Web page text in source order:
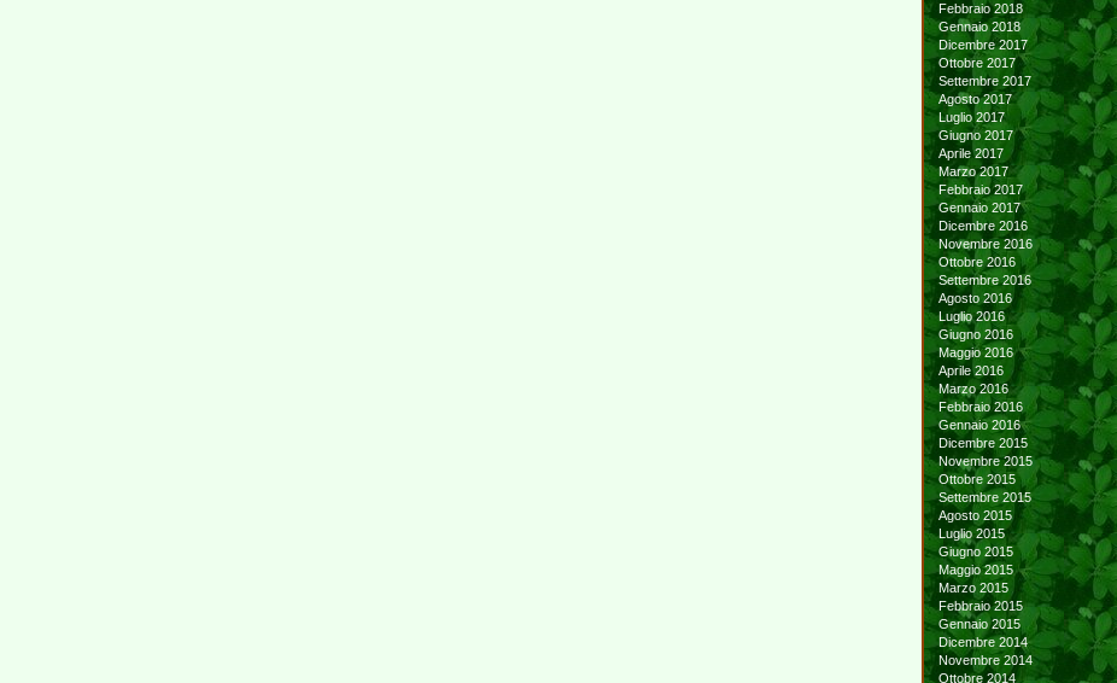
Febbraio 2018
Gennaio 2018
Dicembre 2017
Ottobre 2017
Settembre 2017
Agosto 2017
Luglio 2017
Giugno 2017
Aprile 2017
Marzo 2017
Febbraio 2017
Gennaio 2017
Dicembre 2016
Novembre 2016
Ottobre 2016
Settembre 2016
Agosto 2016
Luglio 2016
Giugno 2016
Maggio 2016
Aprile 2016
Marzo 2016
Febbraio 2016
Gennaio 2016
Dicembre 2015
Novembre 2015
Ottobre 2015
Settembre 2015
Agosto 2015
Luglio 2015
Giugno 2015
Maggio 2015
Marzo 2015
Febbraio 2015
Gennaio 2015
Dicembre 2014
Novembre 2014
Ottobre 2014